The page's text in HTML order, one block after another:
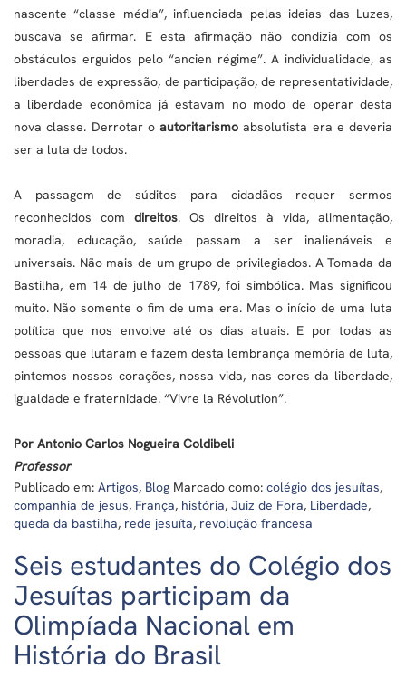
nascente “classe média”, influenciada pelas ideias das Luzes,
buscava se afirmar. E esta afirmação não condizia com os
obstáculos erguidos pelo “ancien régime”. A individualidade, as
liberdades de expressão, de participação, de representatividade,
a liberdade econômica já estavam no modo de operar desta
nova classe. Derrotar o autoritarismo absolutista era e deveria
ser a luta de todos.
A passagem de súditos para cidadãos requer sermos
reconhecidos com direitos. Os direitos à vida, alimentação,
moradia, educação, saúde passam a ser inalienáveis e
universais. Não mais de um grupo de privilegiados. A Tomada da
Bastilha, em 14 de julho de 1789, foi simbólica. Mas significou
muito. Não somente o fim de uma era. Mas o início de uma luta
política que nos envolve até os dias atuais. E por todas as
pessoas que lutaram e fazem desta lembrança memória de luta,
pintemos nossos corações, nossa vida, nas cores da liberdade,
igualdade e fraternidade. “Vivre la Révolution”.
Por Antonio Carlos Nogueira Coldibeli
Professor
Publicado em: Artigos, Blog Marcado como: colégio dos jesuítas,
companhia de jesus, França, história, Juiz de Fora, Liberdade,
queda da bastilha, rede jesuíta, revolução francesa
Seis estudantes do Colégio dos
Jesuítas participam da
Olimpíada Nacional em
História do Brasil